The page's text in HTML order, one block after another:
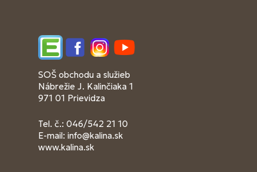
EdupageFacebookInstagramYouTube
SOŠ obchodu a služieb
Nábrežie J. Kalinčiaka 1
971 01 Prievidza
Tel. č.: 046/542 21 10
E-mail: info@kalina.sk
www.kalina.sk